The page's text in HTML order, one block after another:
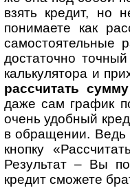
взять кредит, но
понимаете как
самостоятельные
достаточно
калькулятора и
рассчитать
даже сам график
очень удобный
в обращении. Ведь
кнопку
Результат – Вы
кредит сможете